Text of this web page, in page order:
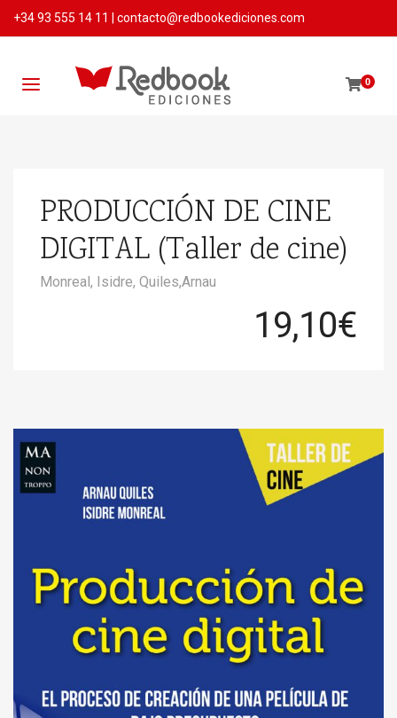
+34 93 555 14 11 contacto@redbookediciones.com
0
PRODUCCIÓN DE CINE
DIGITAL (Taller de cine)
Monreal, Isidre, Quiles,Arnau
19,10€